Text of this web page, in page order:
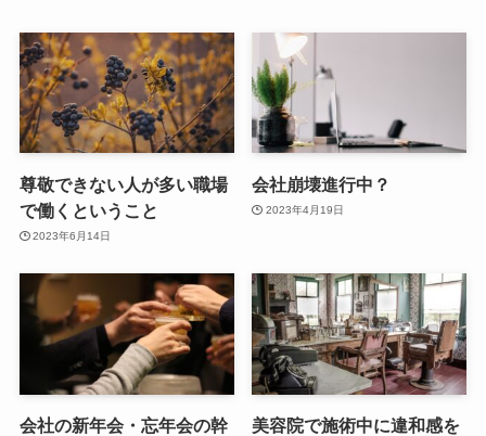
尊敬できない人が多い職場
で働くということ
2023年6月14日
会社崩壊進行中？
2023年4月19日
会社の新年会・忘年会の幹
美容院で施術中に違和感を